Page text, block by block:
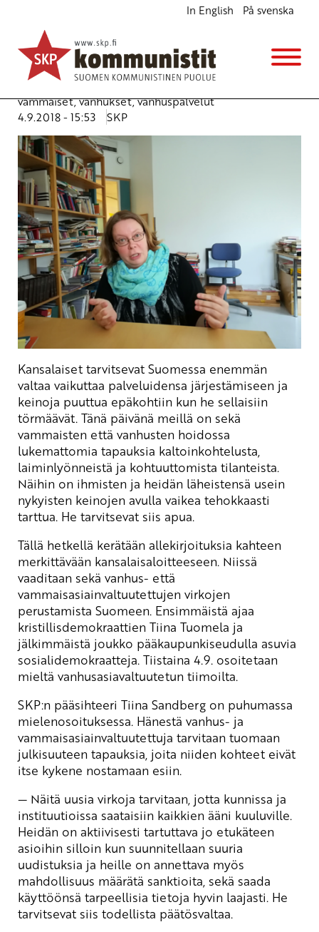
In English På svenska
Vanhus- ja vammaisasiainvaltuutettuja tarvitaan
kipeästi
Pääsihteerin palsta
Avainsanat:hoivapalvelut,oikeus , terveydenhuolto
vammaiset,vanhukset,vanhuspalvelut
4.9.2018 - 15:53
SKP
Kansalaiset tarvitsevat Suomessa enemmän
valtaa vaikuttaa palveluidensa järjestämiseen ja
keinoja puuttua epäkohtiin kun he sellaisiin
törmäävät. Tänä päivänä meillä on sekä
vammaisten että vanhusten hoidossa
lukemattomia tapauksia kaltoinkohtelusta,
laiminlyönneistä ja kohtuuttomista tilanteista.
Näihin on ihmisten ja heidän läheistensä usein
nykyisten keinojen avulla vaikea tehokkaasti
tarttua. He tarvitsevat siis apua.
Tällä hetkellä kerätään allekirjoituksia kahteen
merkittävään kansalaisaloitteeseen. Niissä
vaaditaan sekä vanhus- että
vammaisasiainvaltuutettujen virkojen
perustamista Suomeen. Ensimmäistä ajaa
kristillisdemokraattien Tiina Tuomela ja
jälkimmäistä joukko pääkaupunkiseudulla asuvia
sosialidemokraatteja. Tiistaina 4.9. osoitetaan
mieltä vanhusasiavaltuutetun tiimoilta.
SKP:n pääsihteeri Tiina Sandberg on puhumassa
mielenosoituksessa. Hänestä vanhus- ja
vammaisasiainvaltuutettuja tarvitaan tuomaan
julkisuuteen tapauksia, joita niiden kohteet eivät
itse kykene nostamaan esiin.
— Näitä uusia virkoja tarvitaan, jotta kunnissa ja
instituutioissa saataisiin kaikkien ääni kuuluville.
Heidän on aktiivisesti tartuttava jo etukäteen
asioihin silloin kun suunnitellaan suuria
uudistuksia ja heille on annettava myös
mahdollisuus määrätä sanktioita, sekä saada
käyttöönsä tarpeellisia tietoja hyvin laajasti. He
tarvitsevat siis todellista päätösvaltaa.